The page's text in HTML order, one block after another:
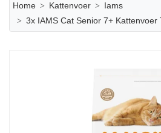
Home Kattenvoer
Iams
3x IAMS Cat Senior 7+ Kattenvoer